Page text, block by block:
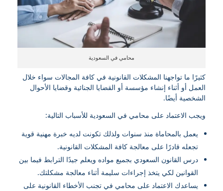
محامي في السعودية
كثيرًا ما تواجهنا المشكلات القانونية في كافة المجالات سواء خلال
العمل أو أثناء إنشاء مؤسسة أو القضايا الجنائية وقضايا الأحوال
الشخصية أيضًا.
ويجب الاعتماد على محامي في السعودية للأسباب التالية:
يعمل بالمحاماة منذ سنوات ولذلك تكونت لديه خبرة مهنية قوية
تجعله قادرًا على معالجة كافة المشكلات القانونية.
درس القانون السعودي بجميع مواده ويعلم جيدًا الترابط فيما بين
القوانين لكي يتخذ إجراءات سليمة أثناء معالجة مشكلتك.
يساعدك الاعتماد على محامي في تجنب الأخطاء القانونية على